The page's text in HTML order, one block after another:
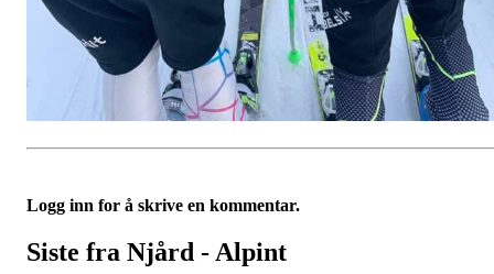
Logg inn for å skrive en kommentar.
Siste fra Njård - Alpint